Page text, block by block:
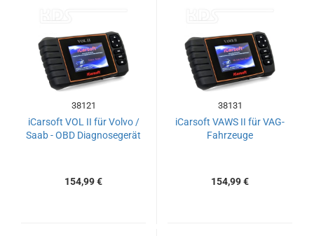
38121
iCarsoft VOL II für Volvo /
Saab - OBD Diagnosegerät
154,99 €
38131
iCarsoft VAWS II für VAG-
Fahrzeuge
154,99 €